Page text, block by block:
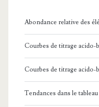
Abondance relative des
Courbes de titrage acido-
Courbes de titrage acido-
Tendances dans le